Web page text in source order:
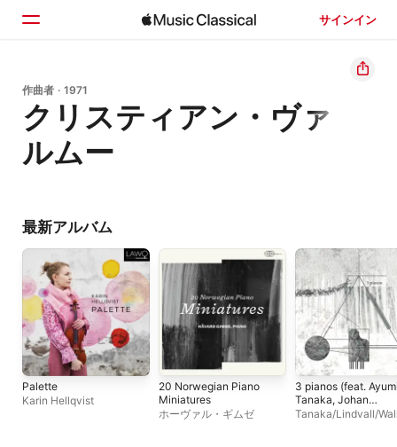
サインイン
ホーム
見つける
検索
作曲者 · 1971
クリスティアン・ヴァ
ルムー
最新アルバム
Palette
Karin Hellqvist
20 Norwegian Piano
Miniatures
ホーヴァル・ギムゼ
3 pianos (feat.
Tanaka, Johan
Lindvall & Christian
Tanaka/Lindvall/